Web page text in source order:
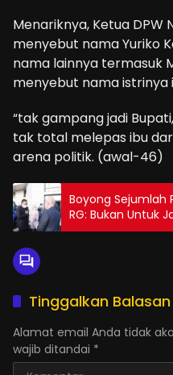
Menariknya, Ketua DPW
menyebut nama Yuriko
nama lainnya termasuk
menyebut nama istrinya
“tak gampang jadi
tak total melepas ibu
arena politik. (awal-46)
Boyong Sejumlah
RG: Bukan Untuk
Tinggalkan Balasan
Alamat email Anda tidak
wajib ditandai *